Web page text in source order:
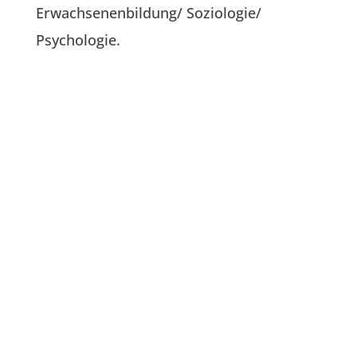
Erwachsenenbildung/ Soziologie/
Psychologie.